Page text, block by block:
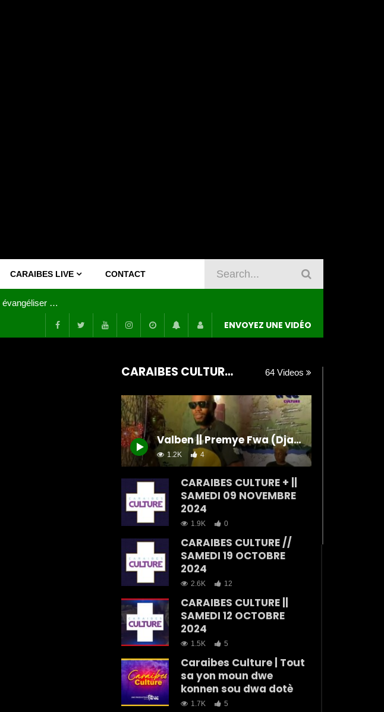
CARAIBES LIVE CONTACT
Joy Clerf Derisier, sur les traces de son père : évangéliser par la musique
ENVOYEZ UNE VIDÉO
CARAIBES CULTURE + 64 Videos
Valben || Premye Fwa (Djakout Mizik ) || Cover Night 70ans KONPA
1.2K 4
CARAIBES CULTURE + ||
SAMEDI 09 NOVEMBRE
2024
1.9K 0
CARAIBES CULTURE //
SAMEDI 19 OCTOBRE
2024
2.6K 12
CARAIBES CULTURE ||
SAMEDI 12 OCTOBRE
2024
1.5K 5
Caraibes Culture | Tout
sa yon moun dwe
konnen sou dwa dotè
1.7K 5